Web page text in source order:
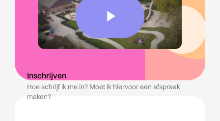
Inschrijven
Hoe schrijf ik me in? Moet ik hiervoor een afspraak
maken?